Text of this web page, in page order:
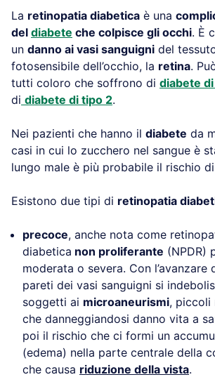
La retinopatia diabetica è una
del diabete che colpisce gli occhi. È
un danno ai vasi sanguigni del
fotosensibile dell’occhio, la retina.
tutti coloro che soffrono di diabete di
di diabete di tipo 2.
Nei pazienti che hanno il diabete da
casi in cui lo zucchero nel sangue è
lungo male è più probabile il rischio di
Esistono due tipi di retinopatia
precoce, anche nota come
diabetica non proliferante (NPDR)
moderata o severa. Con l’avanzare
pareti dei vasi sanguigni si
soggetti ai microaneurismi, piccoli
che danneggiandosi danno vita a
poi il rischio che ci formi un
(edema) nella parte centrale della
che causa riduzione della vista.